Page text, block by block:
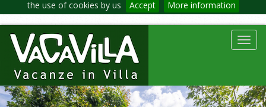
the use of cookies by us Accept More information